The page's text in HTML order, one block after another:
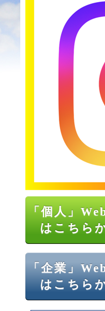
「個人」
はこちら
「企業」
はこちら